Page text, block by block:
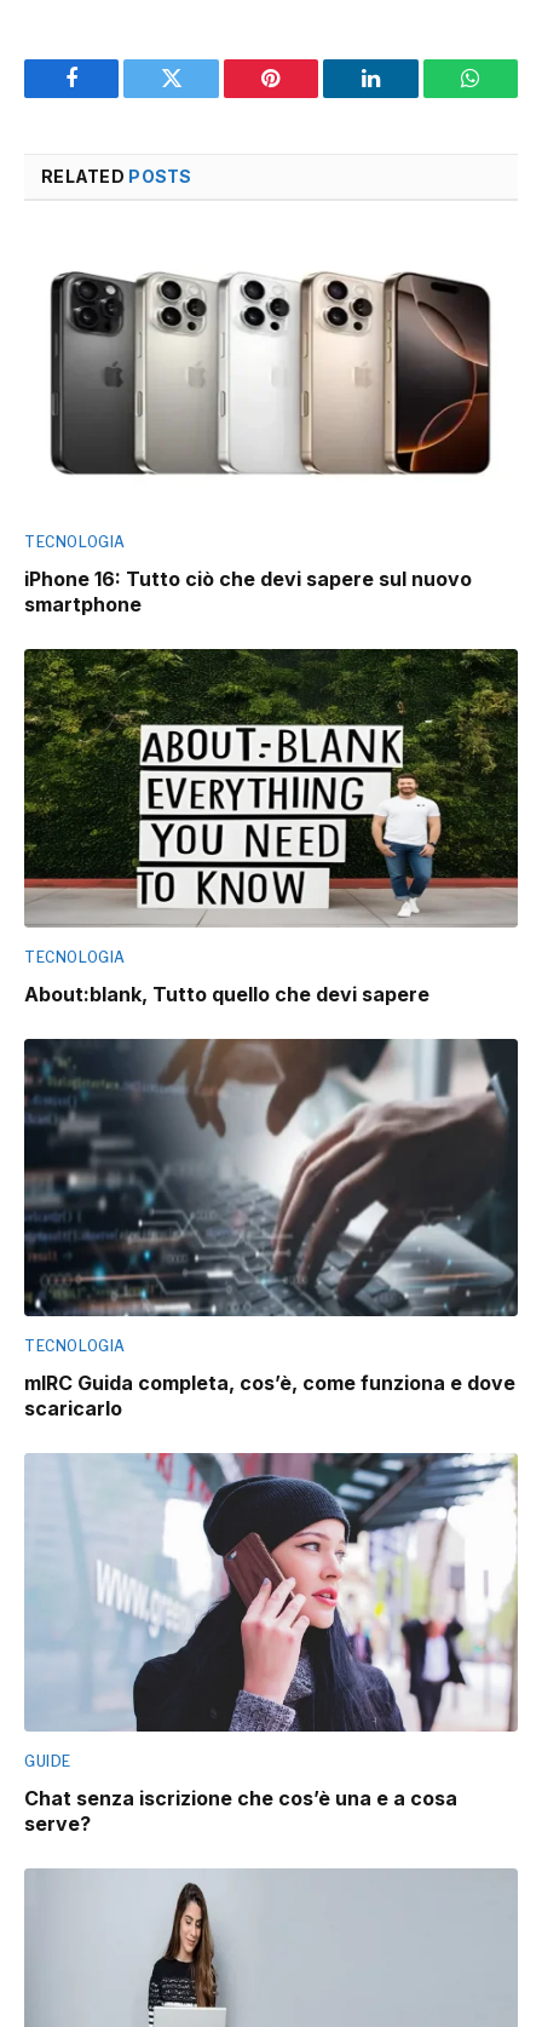
Facebook Twitter Pinterest LinkedIn
RELATED POSTS
TECNOLOGIA
iPhone 16: Tutto ciò che devi sapere sul nuovo
smartphone
TECNOLOGIA
About:blank, Tutto quello che devi sapere
TECNOLOGIA
mIRC Guida completa, cos’è, come funziona e dove
scaricarlo
GUIDE
Chat senza iscrizione che cos’è una e a cosa
serve?